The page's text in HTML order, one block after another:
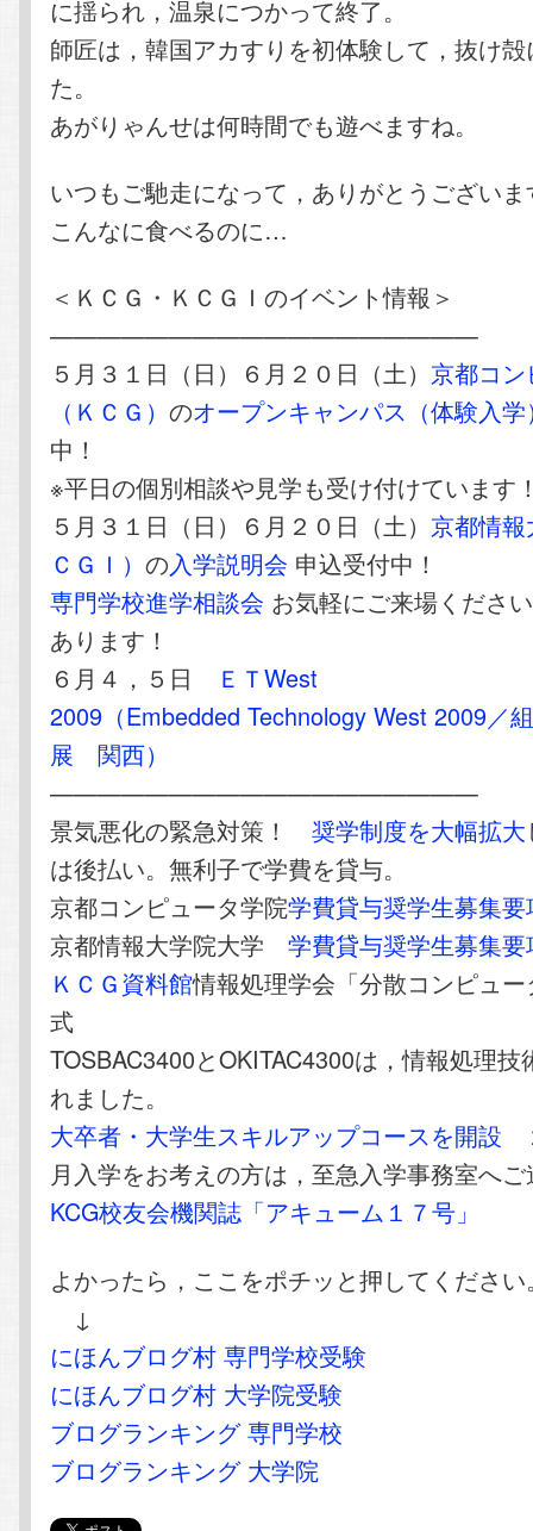
に揺られ，温泉につかって終了。
師匠は，韓国アカすりを初体験して，抜け
た。
あがりゃんせは何時間でも遊べますね。
いつもご馳走になって，ありがとうござい
こんなに食べるのに…
＜ＫＣＧ・ＫＣＧＩのイベント情報＞
——————————————————
５月３１日（日）６月２０日（土） 京都コ
（ＫＣＧ）のオープンキャンパス（体験入学
中！
※平日の個別相談や見学も受け付けています
５月３１日（日）６月２０日（土） 京都情
ＣＧＩ）の入学説明会 申込受付中！
専門学校進学相談会 お気軽にご来場くださ
あります！
６月４，５日
ＥＴWest
2009（Embedded Technology West 2009／
展 関西）
——————————————————
景気悪化の緊急対策！奨学制度を大幅拡大
は後払い。無利子で学費を貸与。
京都コンピュータ学院学費貸与奨学生募集要
京都情報大学院大学学費貸与奨学生募集要
ＫＣＧ資料館情報処理学会「分散コンピュ
式
TOSBAC3400とOKITAC4300は，情報処理
れました。
大卒者・大学生スキルアップコースを開設
月入学をお考えの方は，至急入学事務室へ
KCG校友会機関誌「アキューム１７号」
よかったら，ここをポチッと押してください
↓
にほんブログ村 専門学校受験
にほんブログ村 大学院受験
ブログランキング 専門学校
ブログランキング 大学院